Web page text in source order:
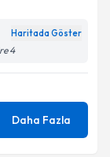
Haritada Göster
4
Daha Fazla